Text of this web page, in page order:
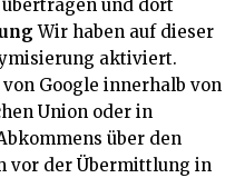
übertragen und dort
Wir haben auf dieser
aktiviert.
Google innerhalb von
Union oder in
über den
vor der Übermittlung in